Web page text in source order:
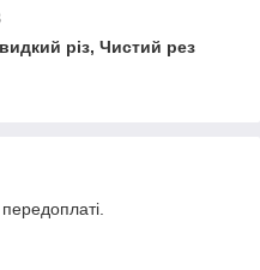
різ, Чистий рез